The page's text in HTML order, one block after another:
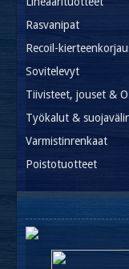
Rasvanipat
Recoil-
Sovitelevyt
Tiivisteet, jouset &
Työkalut &
Varmistinrenkaat
Poistotuotteet